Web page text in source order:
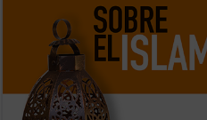
sus propios dogmas y normas? ¿Una
civilización? Rémi Brague vuelve sobre
estas cuestiones ... (ver ficha)